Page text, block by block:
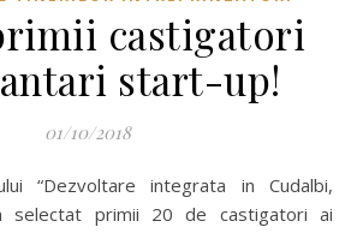
castigatori
start-up!
01/10/2018
selectat primii 20 de castigatori ai